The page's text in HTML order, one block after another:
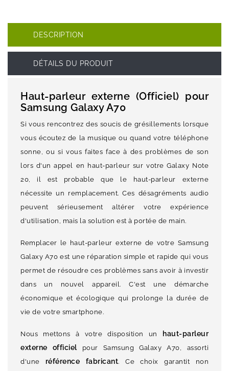
DESCRIPTION
DÉTAILS DU PRODUIT
Haut-parleur externe (Officiel) pour
Samsung Galaxy A70
Si vous rencontrez des soucis de grésillements lorsque
vous écoutez de la musique ou quand votre téléphone
sonne, ou si vous faites face à des problèmes de son
lors d'un appel en haut-parleur sur votre Galaxy Note
20, il est probable que le haut-parleur externe
nécessite un remplacement. Ces désagréments audio
peuvent sérieusement altérer votre expérience
d'utilisation, mais la solution est à portée de main.
Remplacer le haut-parleur externe de votre Samsung
Galaxy A70 est une réparation simple et rapide qui vous
permet de résoudre ces problèmes sans avoir à investir
dans un nouvel appareil. C'est une démarche
économique et écologique qui prolonge la durée de
vie de votre smartphone.
Nous mettons à votre disposition un
haut-parleur
externe officielpour Samsung Galaxy A70, assorti
d'une référence fabricant. Ce choix garantit non